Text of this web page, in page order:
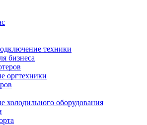
техники
бизнеса
оргтехники
холодильного оборудования